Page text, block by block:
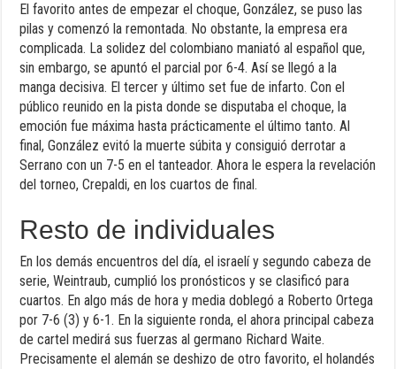
El favorito antes de empezar el choque, González, se puso las
pilas y comenzó la remontada. No obstante, la empresa era
complicada. La solidez del colombiano maniató al español que,
sin embargo, se apuntó el parcial por 6-4. Así se llegó a la
manga decisiva. El tercer y último set fue de infarto. Con el
público reunido en la pista donde se disputaba el choque, la
emoción fue máxima hasta prácticamente el último tanto. Al
final, González evitó la muerte súbita y consiguió derrotar a
Serrano con un 7-5 en el tanteador. Ahora le espera la revelación
del torneo, Crepaldi, en los cuartos de final.
Resto de individuales
En los demás encuentros del día, el israelí y segundo cabeza de
serie, Weintraub, cumplió los pronósticos y se clasificó para
cuartos. En algo más de hora y media doblegó a Roberto Ortega
por 7-6 (3) y 6-1. En la siguiente ronda, el ahora principal cabeza
de cartel medirá sus fuerzas al germano Richard Waite.
Precisamente el alemán se deshizo de otro favorito, el holandés